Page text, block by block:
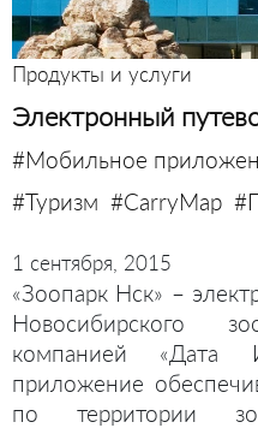
Продукты и услуги
Электронный
#Мобильное
#Туризм #CarryMap
1 сентября, 2015
«Зоопарк Нск» –
Новосибирского
компанией «Дата
приложение
по территории